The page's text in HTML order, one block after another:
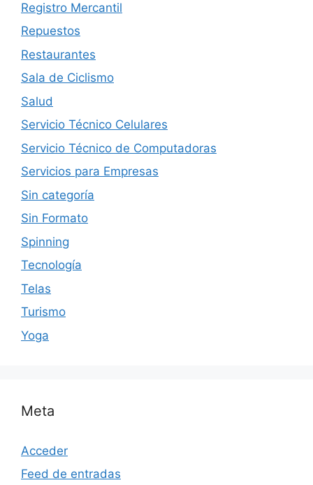
Registro Mercantil
Repuestos
Restaurantes
Sala de Ciclismo
Salud
Servicio Técnico Celulares
Servicio Técnico de Computadoras
Servicios para Empresas
Sin categoría
Sin Formato
Spinning
Tecnología
Telas
Turismo
Yoga
Meta
Acceder
Feed de entradas